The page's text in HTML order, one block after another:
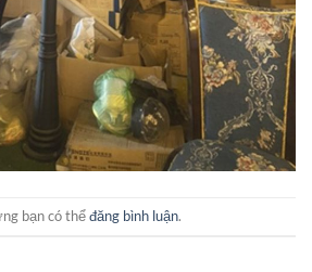
bạn có thểđăng bình luận.